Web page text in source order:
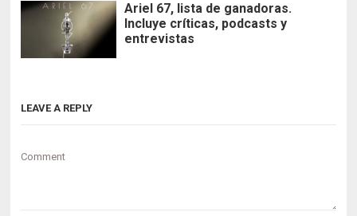
Ariel 67, lista de ganadoras.
Incluye críticas, podcasts y
entrevistas
LEAVE A REPLY
Comment